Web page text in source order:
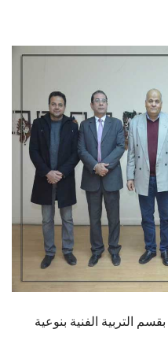
هيئة التدريس
الدراسات العليا
الخريجين
الموظفون
الزائـرون
التربية الفنية بنوعية